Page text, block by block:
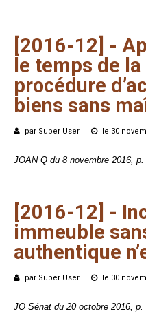
[2016-12] -
le temps de la
procédure
biens sans
par Super User le 30
JOAN Q du 8 novembre 2016,
[2016-12] -
immeuble
authentique
par Super User le 30
JO Sénat du 20 octobre 2016,